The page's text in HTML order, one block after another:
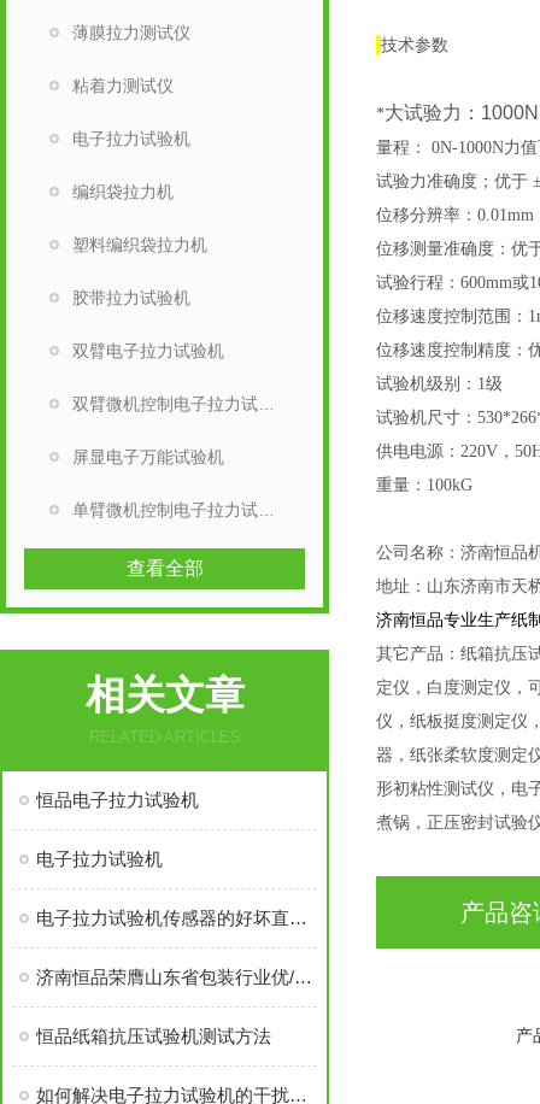
技术参数
*大试验力：
量程： 0N-1000N力
试验力准确度；优于
位移分辨率：0.01mm
位移测量准确度：优
试验行程：600mm或
位移速度控制范围：
位移速度控制精度：
试验机级别：1级
试验机尺寸：
供电电源：220V，
重量：100kG
公司名称：济南恒品
地址：山东济南市天
济南恒品专业生产纸
其它产品：纸箱抗压
定仪，白度测定仪，
仪，纸板挺度测定仪
器，纸张柔软度测定
形初粘性测试仪，电
煮锅，正压密封试验
产品咨
产
薄膜拉力测试仪
粘着力测试仪
电子拉力试验机
编织袋拉力机
塑料编织袋拉力机
胶带拉力试验机
双臂电子拉力试验机
屏显电子万能试验机
查看全部
相关文章
RELATED ARTICLES
恒品电子拉力试验机
电子拉力试验机
电子拉力试验机传感器的好坏直接影响测试效果
济南恒品荣膺山东省包装行业优/秀成长性企业称号
恒品纸箱抗压试验机测试方法
如何解决电子拉力试验机的干扰因素